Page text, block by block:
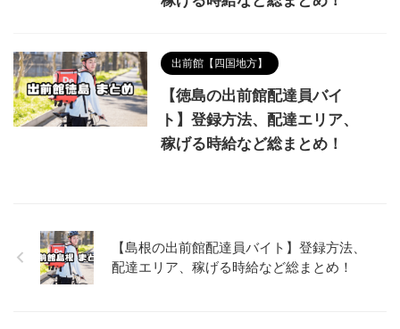
出前館【四国地方】
【徳島の出前館配達員バイ
ト】登録方法、配達エリア、
稼げる時給など総まとめ！
【島根の出前館配達員バイト】登録方法、
配達エリア、稼げる時給など総まとめ！